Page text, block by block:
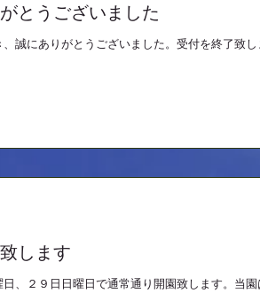
とうございました
誠にありがとうございました。受付を終了致
します
、２９日日曜日で通常通り開園致します。当